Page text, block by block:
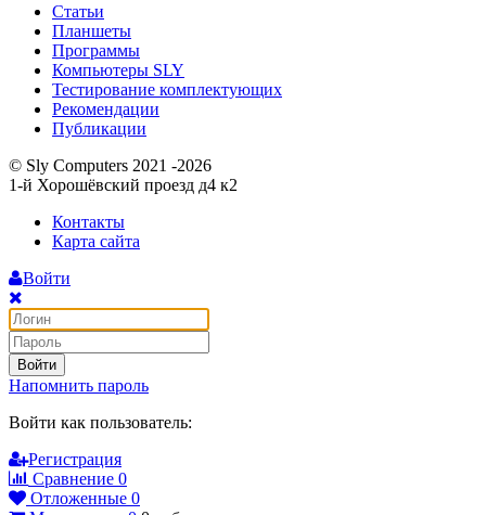
Статьи
Планшеты
Программы
Компьютеры SLY
Тестирование комплектующих
Рекомендации
Публикации
© Sly Computers 2021 -2026
1-й Хорошёвский проезд д4 к2
Контакты
Карта сайта
Войти
Войти
Напомнить пароль
Войти как пользователь:
Регистрация
Сравнение 0
Отложенные 0